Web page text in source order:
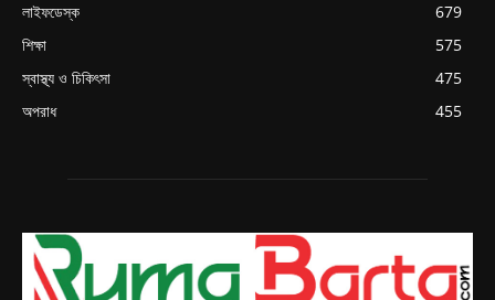
লাইফডেস্ক
679
শিক্ষা
575
স্বাস্থ্য ও চিকিৎসা
475
অপরাধ
455